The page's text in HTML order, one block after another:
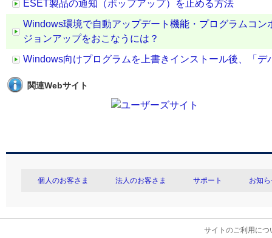
ESET製品の通知（ポップアップ）を止める方法
Windows環境で自動アップデート機能・プログラムコ
ジョンアップをおこなうには？
Windows向けプログラムを上書きインストール後、「
関連Webサイト
個人のお客さま 法人のお客さま サポート お知
サイトのご利用につ